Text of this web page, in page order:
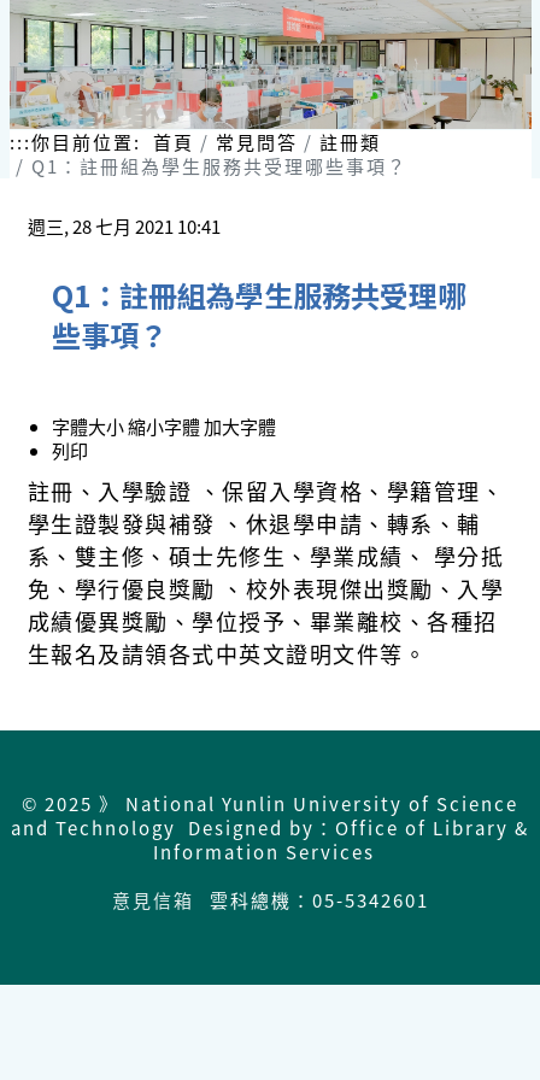
:::你目前位置: 首頁 常見問答
註冊類
Q1：註冊組為學生服務共受理哪些事項？
週三, 28 七月 2021 10:41
Q1：註冊組為學生服務共受理哪
些事項？
字體大小縮小字體加大字體
列印
註冊、入學驗證 、保留入學資格、學籍管理、
學生證製發與補發 、休退學申請、轉系、輔
系、雙主修、碩士先修生、學業成績、 學分抵
免、學行優良獎勵 、校外表現傑出獎勵、入學
成績優異獎勵、學位授予、畢業離校、各種招
生報名及請領各式中英文證明文件等。
© 2025 》 National Yunlin University of Science
and Technology Designed by：Office of Library &
Information Services
意見信箱
雲科總機：05-5342601